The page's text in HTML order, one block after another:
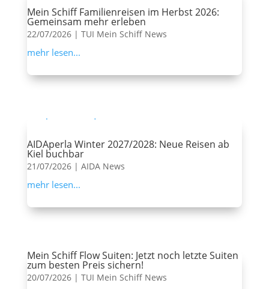
Mein Schiff Familienreisen im Herbst 2026:
Gemeinsam mehr erleben
22/07/2026| TUI Mein Schiff News
mehr lesen...
AIDAperla Winter 2027/2028: Neue Reisen ab
Kiel buchbar
21/07/2026| AIDA News
mehr lesen...
Mein Schiff Flow Suiten: Jetzt noch letzte Suiten
zum besten Preis sichern!
20/07/2026| TUI Mein Schiff News